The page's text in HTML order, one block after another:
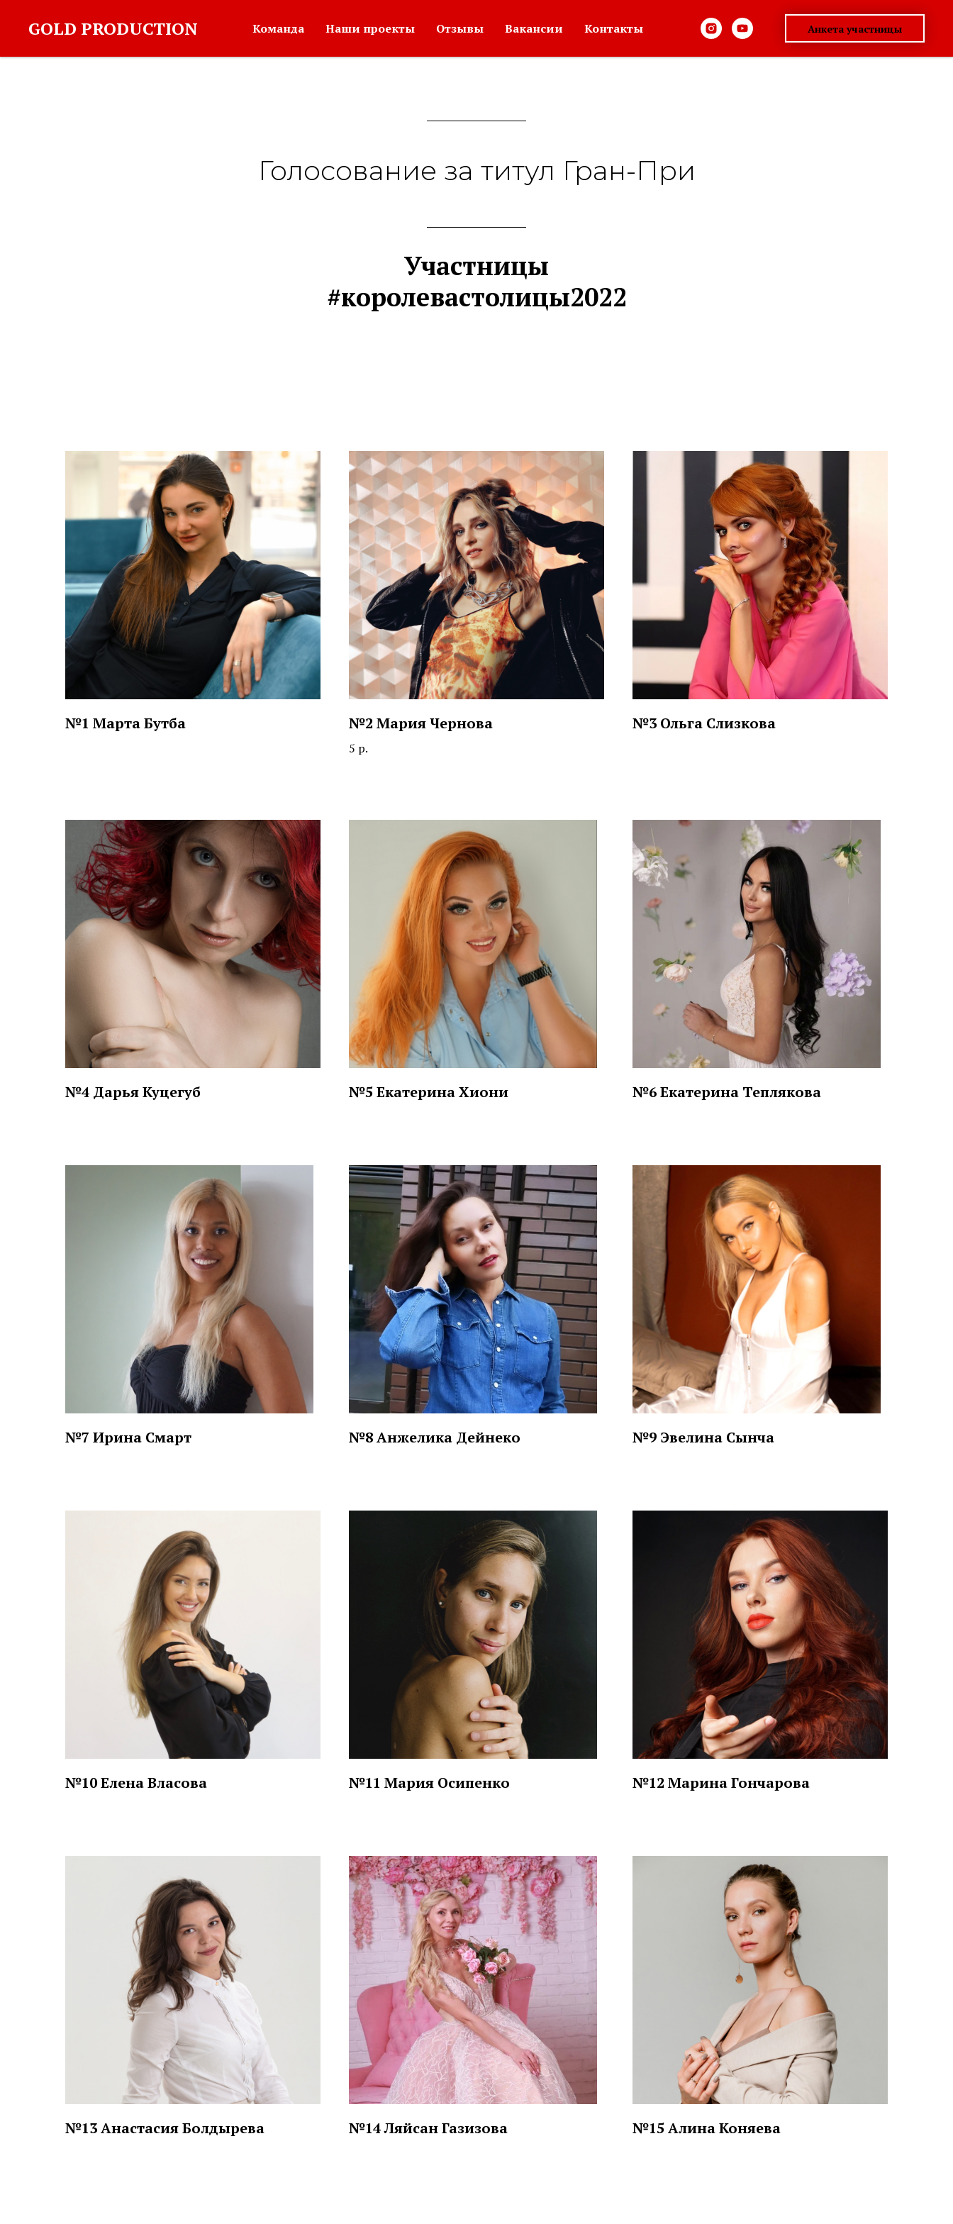
GOLD PRODUCTION Команда Наши проекты Отзывы Вакансии Контакты Анкета участницы
Голосование за титул Гран-При
Участницы
#королевастолицы2022
№1 Марта Бутба №2 Мария Чернова
5 р.
№3 Ольга Слизкова
№4 Дарья Куцегуб №5 Екатерина Хиони №6 Екатерина Теплякова
№7 Ирина Смарт №8 Анжелика Дейнеко №9 Эвелина Сынча
№10 Елена Власова №11 Мария Осипенко №12 Марина Гончарова
№13 Анастасия Болдырева №14 Ляйсан Газизова №15 Алина Коняева